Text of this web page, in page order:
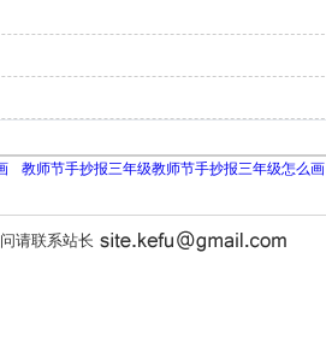
教师节手抄报三年级教师节手抄报三年级怎么画
请联系站长